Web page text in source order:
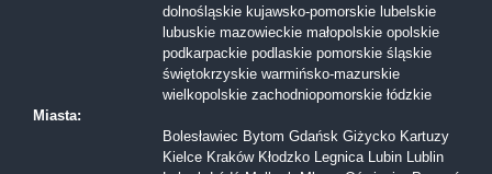
dolnośląskie kujawsko-pomorskie lubelskie
lubuskie mazowieckie małopolskie opolskie
podkarpackie podlaskie pomorskie śląskie
świętokrzyskie warmińsko-mazurskie
wielkopolskie zachodniopomorskie łódzkie
Miasta:
Bolesławiec Bytom Gdańsk Giżycko Kartuzy
Kielce Kraków Kłodzko Legnica Lubin
Lublin